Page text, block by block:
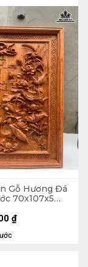
Gỗ Hương Đá
70x107x5
₫